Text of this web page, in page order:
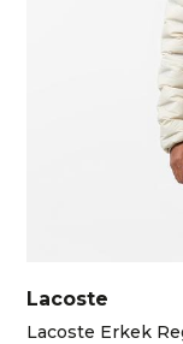
Lacoste
Lacoste Erkek